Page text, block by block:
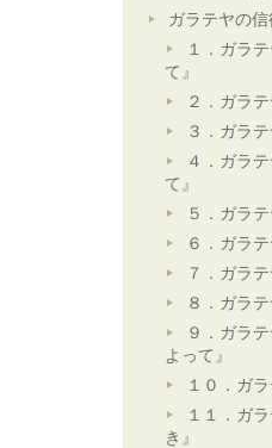
ガラテヤの
１．ガラ
て』
２．ガラ
３．ガラ
４．ガラ
て』
５．ガラ
６．ガラ
７．ガラ
８．ガラ
９．ガラ
よって』
１０．ガ
１１．ガ
き』